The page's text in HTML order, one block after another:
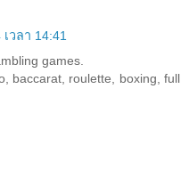
วลา 14:41
games.
baccarat, roulette, boxing, full